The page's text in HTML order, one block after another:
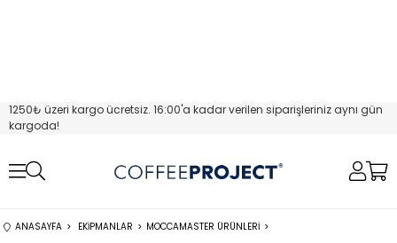
1250₺ üzeri kargo ücretsiz. 16:00'a kadar verilen siparişleriniz aynı gün
kargoda!
ANASAYFA EKIPMANLAR MOCCAMASTER ÜRÜNLERI